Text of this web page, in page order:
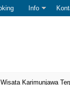
Info
Terpercaya